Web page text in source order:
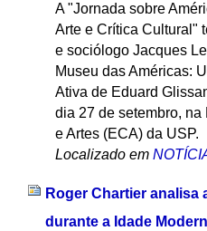
A "Jornada sobre
Arte e Crítica Cultural"
e sociólogo Jacques
Museu das Américas:
Ativa de Eduard
dia 27 de setembro,
e Artes (ECA) da USP.
Localizado em
Roger Chartier analisa
durante a Idade